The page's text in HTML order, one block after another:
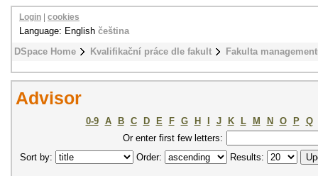
DSpace Home Kvalifikační práce dle fakult Fakulta
Login cookies
Language: English čeština
Advisor
0-9 A B C D E F G H J K L M N O P
Q
Or enter first few letters:
Sort by:
Order: Results: